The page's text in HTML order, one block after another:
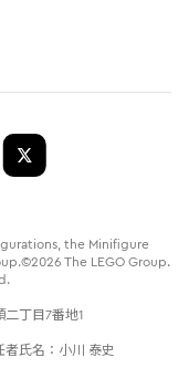
the Minifigure
The LEGO Group.
二丁目7番地1
氏名：小川 泰史